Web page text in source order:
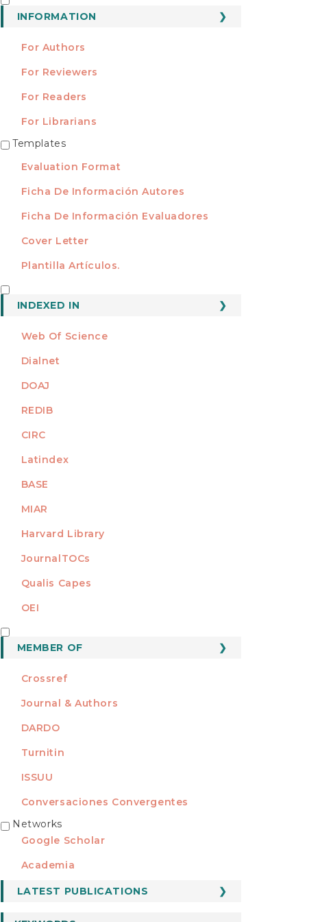
Submission
INFORMATION
For Authors
For Reviewers
For Readers
For Librarians
TEMPLATES
Templates
Evaluation Format
Ficha De Información Autores
Ficha De Información Evaluadores
Cover Letter
Plantilla Artículos.
INDEXED IN
Web Of Science
Dialnet
DOAJ
REDIB
CIRC
Latindex
BASE
MIAR
Harvard Library
JournalTOCs
Qualis Capes
OEI
MEMBER OF
Crossref
Journal & Authors
DARDO
Turnitin
ISSUU
Conversaciones Convergentes
REDES
Networks
Google Scholar
Academia
LATEST PUBLICATIONS